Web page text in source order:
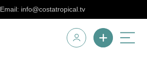
Email: info@costatropical.tv